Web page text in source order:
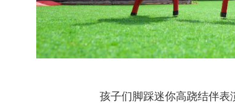
孩子们脚踩迷你高跷结伴表